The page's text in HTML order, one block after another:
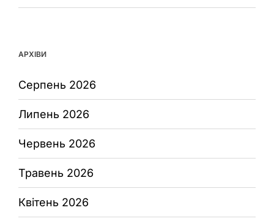
АРХІВИ
Серпень 2026
Липень 2026
Червень 2026
Травень 2026
Квітень 2026